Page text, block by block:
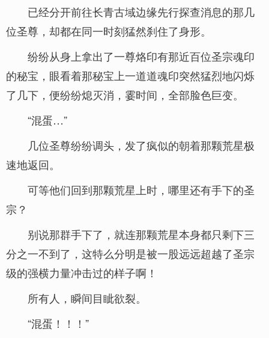
已经分开前往长青古域边缘先行探查消息的那几
位圣尊，却都在同一时刻猛然刹住了身形。
纷纷从身上拿出了一尊烙印有那近百位圣宗魂印
的秘宝，眼看着那秘宝上一道道魂印突然猛烈地闪烁
了几下，便纷纷熄灭消，霎时间，全部脸色巨变。
“混蛋…”
几位圣尊纷纷调头，发了疯似的朝着那颗荒星极
速地返回。
可等他们回到那颗荒星上时，哪里还有手下的圣
宗？
别说那群手下了，就连那颗荒星本身都只剩下三
分之一不到了，这特么分明是被一股远远超越了圣宗
级的强横力量冲击过的样子啊！
所有人，瞬间目眦欲裂。
“混蛋！！！”